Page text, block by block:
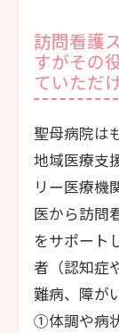
訪問看護
すがその
ていただ
聖母病院は
地域医療支
リー医療機
医から訪問
をサポート
者（認知症
難病、障が
①体調や病